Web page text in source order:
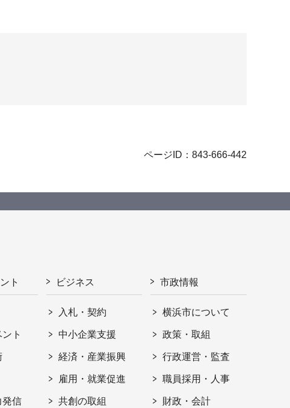
ページID：843-666-442
ト
ト
発信
ビジネス
入札・契約
中小企業支援
経済・産業振興
雇用・就業促進
共創の取組
市政情報
横浜市について
政策・取組
行政運営・監査
職員採用・人事
財政・会計